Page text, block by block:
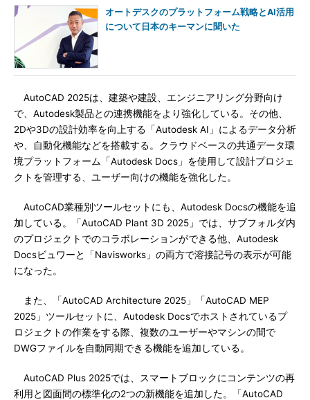
オートデスクのプラットフォーム戦略とAI活用
について日本のキーマンに聞いた
AutoCAD 2025は、建築や建設、エンジニアリング分野向け
で、Autodesk製品との連携機能をより強化している。その他、
2Dや3Dの設計効率を向上する「Autodesk AI」によるデータ分析
や、自動化機能などを搭載する。クラウドベースの共通データ環
境プラットフォーム「Autodesk Docs」を使用して設計プロジェ
クトを管理する、ユーザー向けの機能を強化した。
AutoCAD業種別ツールセットにも、Autodesk Docsの機能を追
加している。「AutoCAD Plant 3D 2025」では、サブフォルダ内
のプロジェクトでのコラボレーションができる他、Autodesk
Docsビュワーと「Navisworks」の両方で溶接記号の表示が可能
になった。
また、「AutoCAD Architecture 2025」「AutoCAD MEP
2025」ツールセットに、Autodesk Docsでホストされているプ
ロジェクトの作業をする際、複数のユーザーやマシンの間で
DWGファイルを自動同期できる機能を追加している。
AutoCAD Plus 2025では、スマートブロックにコンテンツの再
利用と図面間の標準化の2つの新機能を追加した。「AutoCAD